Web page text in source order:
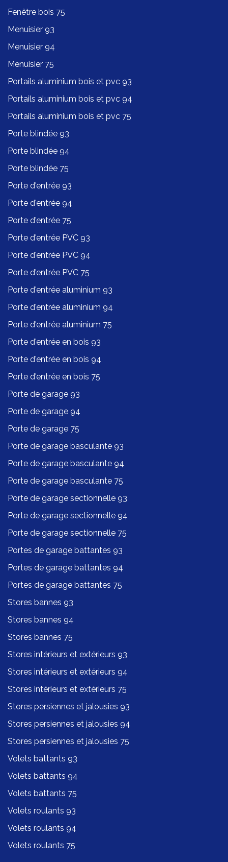
Fenêtre bois 75
Menuisier 93
Menuisier 94
Menuisier 75
Portails aluminium bois et pvc 93
Portails aluminium bois et pvc 94
Portails aluminium bois et pvc 75
Porte blindée 93
Porte blindée 94
Porte blindée 75
Porte d'entrée 93
Porte d'entrée 94
Porte d'entrée 75
Porte d'entrée PVC 93
Porte d'entrée PVC 94
Porte d'entrée PVC 75
Porte d'entrée aluminium 93
Porte d'entrée aluminium 94
Porte d'entrée aluminium 75
Porte d'entrée en bois 93
Porte d'entrée en bois 94
Porte d'entrée en bois 75
Porte de garage 93
Porte de garage 94
Porte de garage 75
Porte de garage basculante 93
Porte de garage basculante 94
Porte de garage basculante 75
Porte de garage sectionnelle 93
Porte de garage sectionnelle 94
Porte de garage sectionnelle 75
Portes de garage battantes 93
Portes de garage battantes 94
Portes de garage battantes 75
Stores bannes 93
Stores bannes 94
Stores bannes 75
Stores intérieurs et extérieurs 93
Stores intérieurs et extérieurs 94
Stores intérieurs et extérieurs 75
Stores persiennes et jalousies 93
Stores persiennes et jalousies 94
Stores persiennes et jalousies 75
Volets battants 93
Volets battants 94
Volets battants 75
Volets roulants 93
Volets roulants 94
Volets roulants 75